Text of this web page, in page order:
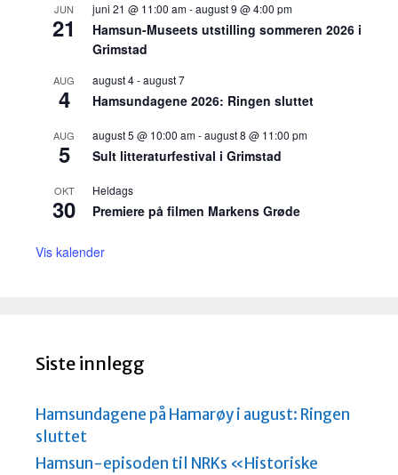
JUN
21
juni 21 @ 11:00 am-august 9 @ 4:00 pm
Hamsun-Museets utstilling sommeren 2026 i
Grimstad
AUG
4
august 4-august 7
Hamsundagene 2026: Ringen sluttet
AUG
5
august 5 @ 10:00 am-august 8 @ 11:00 pm
Sult litteraturfestival i Grimstad
OKT
30
Heldags
Premiere på filmen Markens Grøde
Vis kalender
Siste innlegg
Hamsundagene på Hamarøy i august: Ringen
sluttet
Hamsun-episoden til NRKs «Historiske